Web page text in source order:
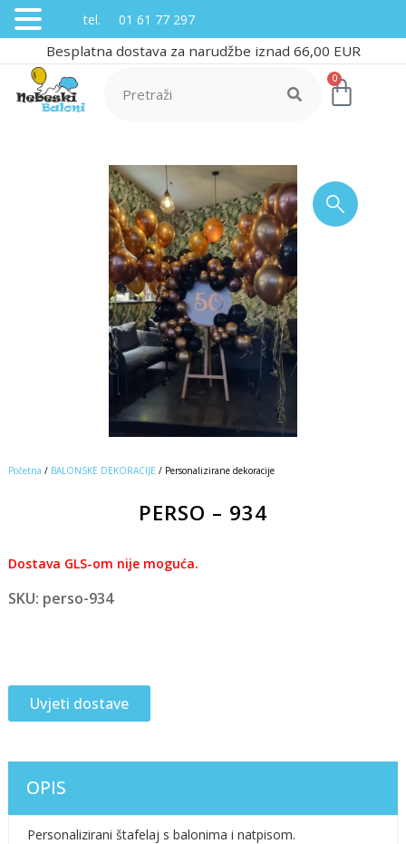
Besplatna dostava za narudžbe iznad 66,00 EUR
0
Početna / BALONSKE DEKORACIJE / Personalizirane dekoracije
PERSO – 934
Dostava GLS-om nije moguća.
SKU: perso-934
Uvjeti dostave
OPIS
Personalizirani štafelaj s balonima i natpisom.
tel. 01 61 77 297